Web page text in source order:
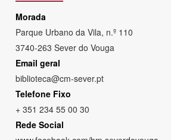
Morada
Parque Urbano da Vila, n.º 110
3740-263 Sever do Vouga
Email geral
biblioteca@cm-sever.pt
Telefone Fixo
+ 351 234 55 00 30
Rede Social